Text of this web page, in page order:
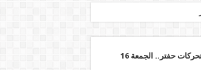
الإمارات والسيسي يسعيان لـ”دويلة نفطية” شرق ليبيا ويدعمان تحركات حفتر.. الجمعة 16